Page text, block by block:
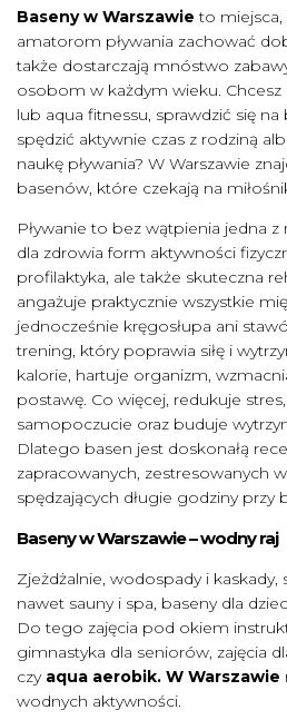
Baseny w Warszawie to miejsca,
amatorom pływania zachować
także dostarczają mnóstwo
osobom w każdym wieku.
lub aqua fitnessu, sprawdzić się
spędzić aktywnie czas z rodziną
naukę pływania? W Warszawie
basenów, które czekają na
Pływanie to bez wątpienia jedna z
dla zdrowia form aktywności
profilaktyka, ale także skuteczna
angażuje praktycznie wszystkie
jednocześnie kręgosłupa ani
trening, który poprawia siłę i
kalorie, hartuje organizm,
postawę. Co więcej, redukuje
samopoczucie oraz buduje
Dlatego basen jest doskonałą
zapracowanych, zestresowanych
spędzających długie godziny przy
Baseny w Warszawie – wodny raj
Zjeżdżalnie, wodospady i kaskady,
nawet sauny i spa, baseny dla
Do tego zajęcia pod okiem
gimnastyka dla seniorów, zajęcia
czyaqua aerobik. W Warszawie
wodnych aktywności.